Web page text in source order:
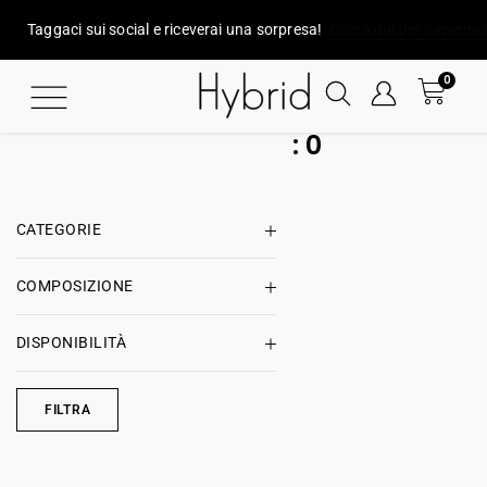
Taggaci sui social e riceverai una sorpresa!
0
: 0
CATEGORIE
COMPOSIZIONE
DISPONIBILITÀ
FILTRA